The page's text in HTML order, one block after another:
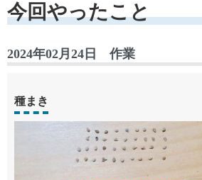
今回やったこと
2024年02月24日 作業
種まき